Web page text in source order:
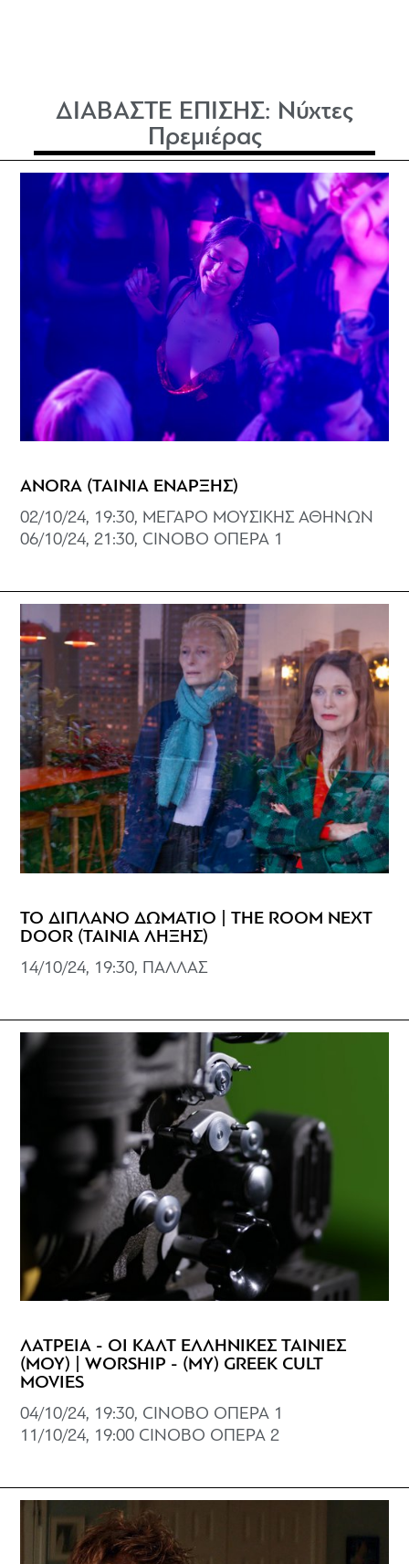
ΔΙΑΒΑΣΤΕ ΕΠΙΣΗΣ: Νύχτες
Πρεμιέρας
ANORA (ΤΑΙΝΙΑ ΕΝΑΡΞΗΣ)
02/10/24, 19:30, ΜΕΓΑΡΟ ΜΟΥΣΙΚΗΣ ΑΘΗΝΩΝ
06/10/24, 21:30, CINOBO ΟΠΕΡΑ 1
ΤΟ ΔΙΠΛΑΝΟ ΔΩΜΑΤΙΟ | THE ROOM NEXT
DOOR (ΤΑΙΝΙΑ ΛΗΞΗΣ)
14/10/24, 19:30, ΠΑΛΛΑΣ
ΛΑΤΡΕΙΑ - ΟΙ ΚΑΛΤ ΕΛΛΗΝΙΚΕΣ ΤΑΙΝΙΕΣ
(ΜΟΥ) | WORSHIP - (MY) GREEK CULT
MOVIES
04/10/24, 19:30, CINOBO ΟΠΕΡΑ 1
11/10/24, 19:00 CINOBO OΠΕΡΑ 2